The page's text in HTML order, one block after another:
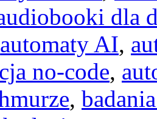
dla
automaty AI,
no-code,
,